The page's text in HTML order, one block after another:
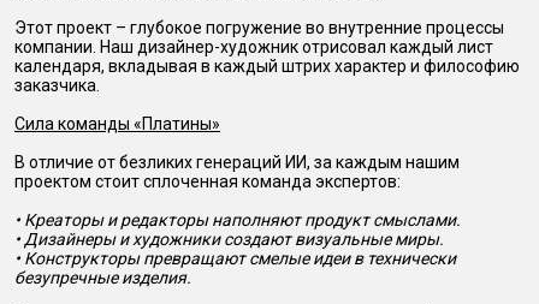
Этот проект – глубокое погружение во внутренние процессы
компании. Наш дизайнер-художник отрисовал каждый лист
календаря, вкладывая в каждый штрих характер и философию
заказчика.
Сила команды «Платины»
В отличие от безликих генераций ИИ, за каждым нашим
проектом стоит сплоченная команда экспертов:
• Креаторы и редакторы наполняют продукт смыслами.
• Дизайнеры и художники создают визуальные миры.
• Конструкторы превращают смелые идеи в технически
безупречные изделия.